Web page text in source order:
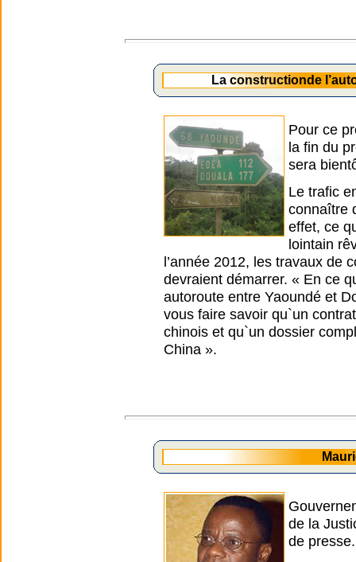
La constructionde
Pour ce
la fin du
sera
Le trafic
connaître
effet, ce
lointain
l’année 2012, les travaux de
devraient démarrer. « En ce
autoroute entre Yaoundé et
vous faire savoir qu`un
chinois et qu`un dossier
China ».
de la
de presse.